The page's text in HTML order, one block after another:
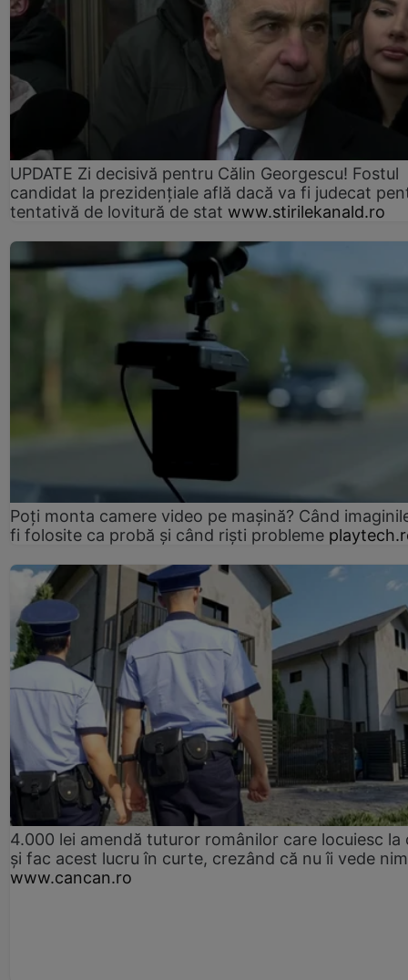
UPDATE Zi decisivă pentru Călin Georgescu! Fostul
candidat la prezidențiale află dacă va fi judecat
tentativă de lovitură de stat www.stirilekanald.ro
Poți monta camere video pe mașină? Când
fi folosite ca probă și când riști probleme
4.000 lei amendă tuturor românilor care locuiesc la
și fac acest lucru în curte, crezând că nu îi vede
www.cancan.ro